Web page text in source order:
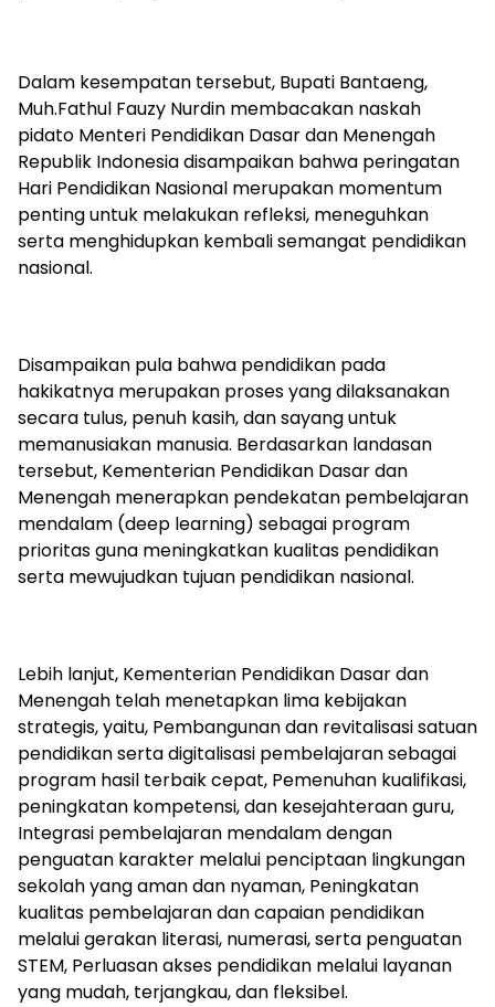
Dalam kesempatan tersebut, Bupati Bantaeng,
Muh.Fathul Fauzy Nurdin membacakan naskah
pidato Menteri Pendidikan Dasar dan Menengah
Republik Indonesia disampaikan bahwa peringatan
Hari Pendidikan Nasional merupakan momentum
penting untuk melakukan refleksi, meneguhkan
serta menghidupkan kembali semangat pendidikan
nasional.
Disampaikan pula bahwa pendidikan pada
hakikatnya merupakan proses yang dilaksanakan
secara tulus, penuh kasih, dan sayang untuk
memanusiakan manusia. Berdasarkan landasan
tersebut, Kementerian Pendidikan Dasar dan
Menengah menerapkan pendekatan pembelajaran
mendalam (deep learning) sebagai program
prioritas guna meningkatkan kualitas pendidikan
serta mewujudkan tujuan pendidikan nasional.
Lebih lanjut, Kementerian Pendidikan Dasar dan
Menengah telah menetapkan lima kebijakan
strategis, yaitu, Pembangunan dan revitalisasi satuan
pendidikan serta digitalisasi pembelajaran sebagai
program hasil terbaik cepat, Pemenuhan kualifikasi,
peningkatan kompetensi, dan kesejahteraan guru,
Integrasi pembelajaran mendalam dengan
penguatan karakter melalui penciptaan lingkungan
sekolah yang aman dan nyaman, Peningkatan
kualitas pembelajaran dan capaian pendidikan
melalui gerakan literasi, numerasi, serta penguatan
STEM, Perluasan akses pendidikan melalui layanan
yang mudah, terjangkau, dan fleksibel.